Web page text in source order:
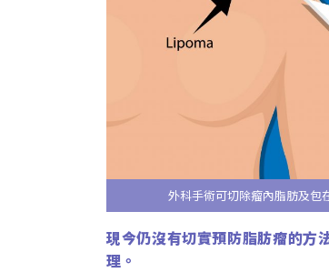
外科手術可切除瘤內脂肪及包
現今仍沒有切實預防脂肪瘤的方
理。